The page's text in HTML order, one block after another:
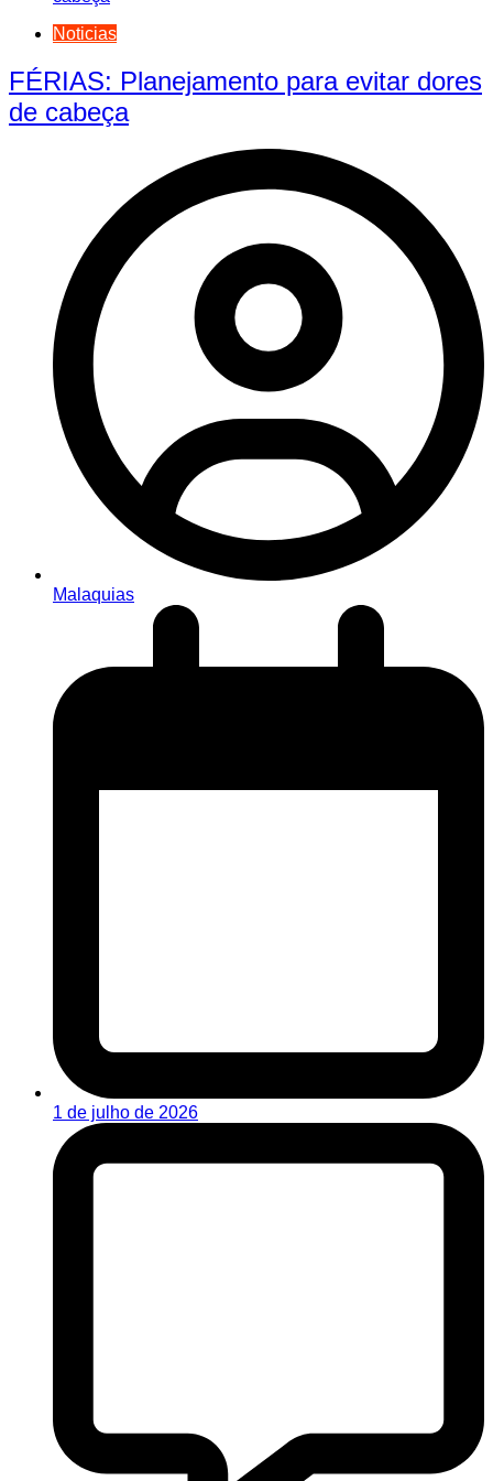
Noticias
FÉRIAS: Planejamento para evitar dores
de cabeça
Malaquias
1 de julho de 2026